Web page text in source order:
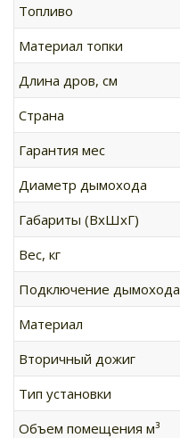
Топливо
Материал топки
Длина дров, см
Страна
Гарантия мес
Диаметр дымохода
Габариты (ВхШхГ)
Вес, кг
Подключение дымохода
Материал
Вторичный дожиг
Тип установки
Объем помещения м³